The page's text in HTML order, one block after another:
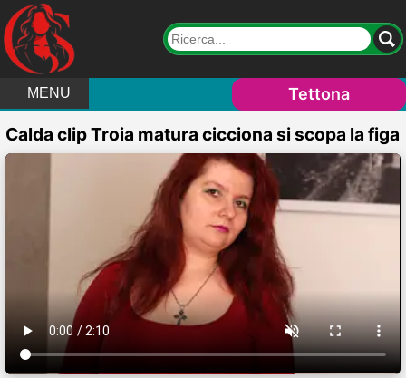
MENU Tettona
Calda clip Troia matura cicciona si scopa la figa